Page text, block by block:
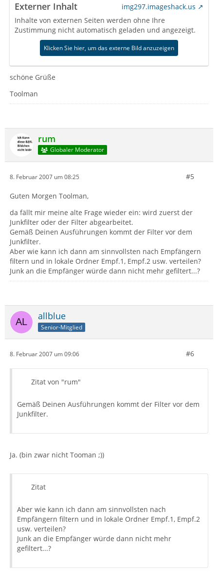
Externer Inhalt
img297.imageshack.us
Inhalte von externen Seiten werden ohne Ihre
Zustimmung nicht automatisch geladen und angezeigt.
Klicken Sie hier, um das externe Bild anzuzeigen
schöne Grüße
Toolman
rum
Globaler Moderator
8. Februar 2007 um 08:25 #5
Guten Morgen Toolman,
da fällt mir meine alte Frage wieder ein: wird zuerst der
Junkfilter oder der Filter abgearbeitet.
Gemäß Deinen Ausführungen kommt der Filter vor dem
Junkfilter.
Aber wie kann ich dann am sinnvollsten nach Empfängern
filtern und in lokale Ordner Empf.1, Empf.2 usw. verteilen?
Junk an die Empfänger würde dann nicht mehr gefiltert...?
allblue
Senior-Mitglied
8. Februar 2007 um 09:06 #6
Zitat von "rum"
Gemäß Deinen Ausführungen kommt der Filter vor dem
Junkfilter.
Ja. (bin zwar nicht Tooman ;))
Zitat
Aber wie kann ich dann am sinnvollsten nach
Empfängern filtern und in lokale Ordner Empf.1, Empf.2
usw. verteilen?
Junk an die Empfänger würde dann nicht mehr
gefiltert...?